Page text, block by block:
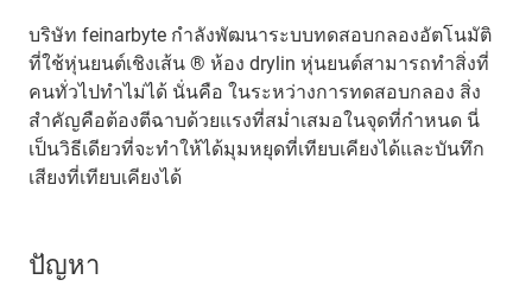
บริษัท feinarbyte กำลังพัฒนาระบบทดสอบกลองอัตโนมัติ
ที่ใช้หุ่นยนต์เชิงเส้น ® ห้อง drylin หุ่นยนต์สามารถทำสิ่งที่
คนทั่วไปทำไม่ได้ นั่นคือ ในระหว่างการทดสอบกลอง สิ่ง
สำคัญคือต้องตีฉาบด้วยแรงที่สม่ำเสมอในจุดที่กำหนด นี่
เป็นวิธีเดียวที่จะทำให้ได้มุมหยุดที่เทียบเคียงได้และบันทึก
เสียงที่เทียบเคียงได้
ปัญหา